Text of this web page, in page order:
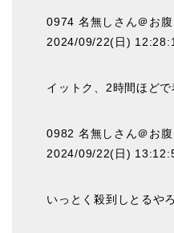
0974 名無しさん＠お腹
2024/09/22(日)
イットク、2時間ほど
0982 名無しさん＠お腹
2024/09/22(日)
いっとく殺到しとるや